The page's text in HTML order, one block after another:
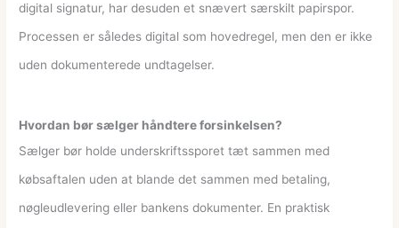
digital signatur, har desuden et snævert særskilt papirspor.
Processen er således digital som hovedregel, men den er ikke
uden dokumenterede undtagelser.
Hvordan bør sælger håndtere forsinkelsen?
Sælger bør holde underskriftssporet tæt sammen med
købsaftalen uden at blande det sammen med betaling,
nøgleudlevering eller bankens dokumenter. En praktisk